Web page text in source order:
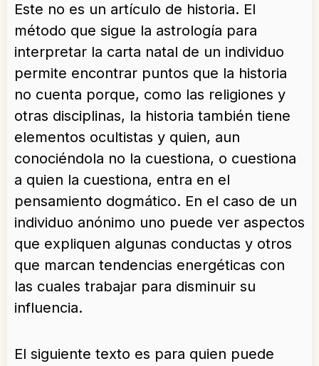
Este no es un artículo de historia. El
método que sigue la astrología para
interpretar la carta natal de un individuo
permite encontrar puntos que la historia
no cuenta porque, como las religiones y
otras disciplinas, la historia también tiene
elementos ocultistas y quien, aun
conociéndola no la cuestiona, o cuestiona
a quien la cuestiona, entra en el
pensamiento dogmático. En el caso de un
individuo anónimo uno puede ver aspectos
que expliquen algunas conductas y otros
que marcan tendencias energéticas con
las cuales trabajar para disminuir su
influencia.
El siguiente texto es para quien puede